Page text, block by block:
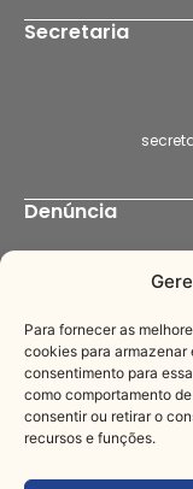
Para fornecer as
cookies para armazenar
consentimento para
como comportamento
consentir ou retirar o
recursos e funções.
Secretaria
Denúncia
Imprensa